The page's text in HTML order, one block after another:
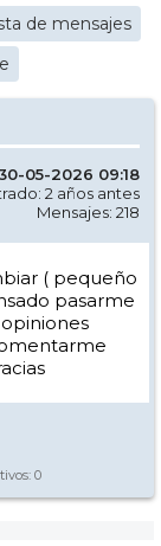
de mensajes
05-2026 09:18
2 años antes
Mensajes: 218
( pequeño
pasarme
0